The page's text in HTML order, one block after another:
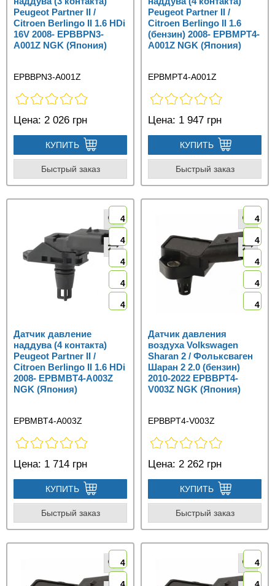
Peugeot Partner II /
Citroen Berlingo II 1.6 HDi
16V 2008- EPBBPN3-
A001Z NGK (Япония)
EPBBPN3-A001Z
Цена: 2 026 грн
КУПИТЬ
Быстрый заказ
Peugeot Partner II /
Citroen Berlingo II 1.6
(бензин) 2008- EPBMPT4-
A001Z NGK (Япония)
EPBMPT4-A001Z
Цена: 1 947 грн
КУПИТЬ
Быстрый заказ
4
4
4
4
4
Датчик давление
наддува (4 контакта)
Peugeot Partner II /
Citroen Berlingo II 1.6 HDi
2008- EPBMBT4-A003Z
NGK (Япония)
EPBMBT4-A003Z
Цена: 1 714 грн
КУПИТЬ
Быстрый заказ
4
4
4
4
4
Датчик давления
воздуха Volkswagen
Sharan 2 / Фольксваген
Шаран 2 2.0 (бензин)
2010-2022 EPBBPT4-
V003Z NGK (Япония)
EPBBPT4-V003Z
Цена: 2 262 грн
КУПИТЬ
Быстрый заказ
4 4